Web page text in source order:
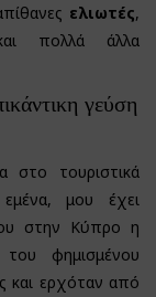
ελιωτές,
πολλά άλλα
γεύση
στο τουριστικά
μου έχει
στην Κύπρο η
φημισμένου
και ερχόταν από